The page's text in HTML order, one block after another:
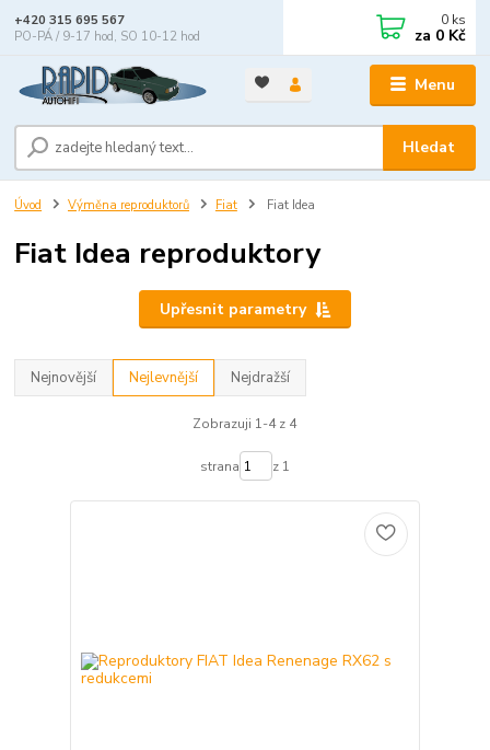
Menu
Hledat
+420 315 695 567
PO-PÁ / 9-17 hod, SO 10-12 hod
0 ks
za 0 Kč
Úvod Výměna reproduktorů Fiat Fiat Idea
Fiat Idea reproduktory
Upřesnit parametry
Nejnovější Nejlevnější Nejdražší
Zobrazuji 1-4 z 4
strana z 1